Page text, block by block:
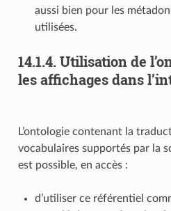
aussi bien pour les
utilisées.
14.1.4. Utilisation de
les affichages dans
L’ontologie contenant la
vocabulaires supportés par la
est possible, en accès :
d’utiliser ce référentiel